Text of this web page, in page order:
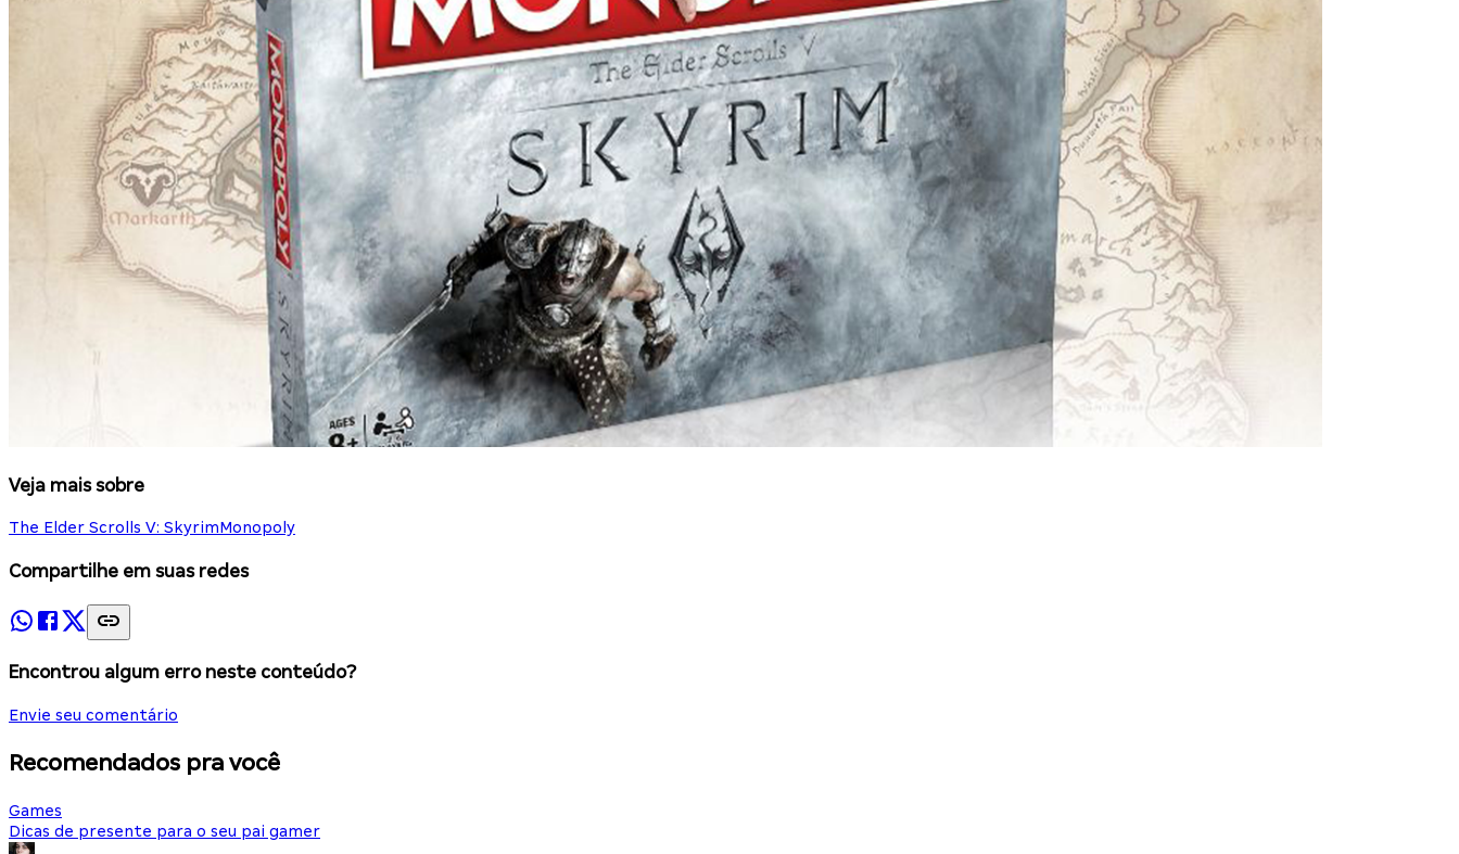
Veja mais sobre
The Elder Scrolls V: SkyrimMonopoly
Compartilhe em suas redes
Encontrou algum erro neste conteúdo?
Envie seu comentário
Recomendados pra você
Games
Dicas de presente para o seu pai gamer